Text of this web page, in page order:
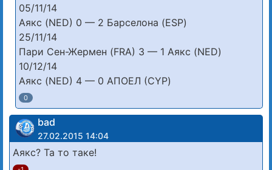
05/11/14
Аякс (NED) 0 — 2 Барселона (ESP)
25/11/14
Пари Сен-Жермен (FRA) 3 — 1 Аякс (NED)
10/12/14
Аякс (NED) 4 — 0 АПОЕЛ (CYP)
0
bad
27.02.2015 14:04
Аякс? Та то таке!